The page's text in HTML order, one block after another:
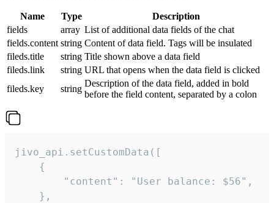
Name Type
Description
fields
array List of additional data fields of the chat
fields.content string Content of data field. Tags will be insulated
fileds.title
string Title shown above a data field
fileds.link
string URL that opens when the data field is clicked
fileds.key
string
Description of the data field, added in bold
before the field content, separated by a colon
jivo_api.setCustomData([
    {
        "content": "User balance: $56",
    },